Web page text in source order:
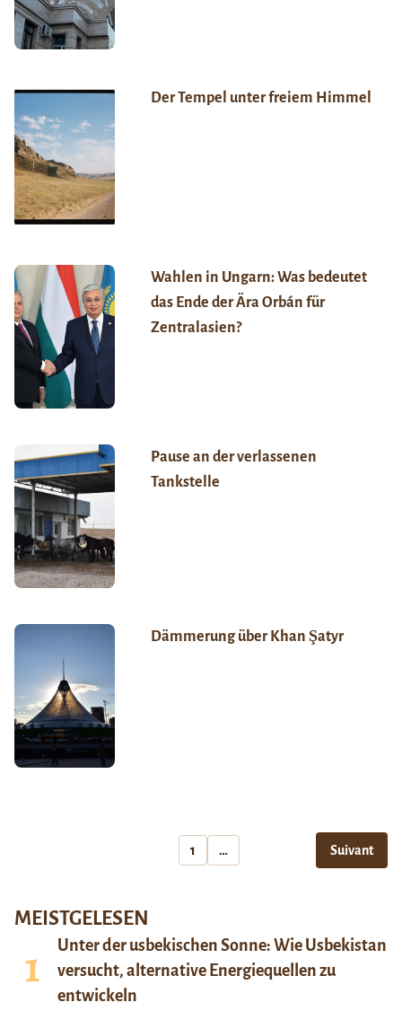
Der Tempel unter freiem Himmel
Wahlen in Ungarn: Was bedeutet
das Ende der Ära Orbán für
Zentralasien?
Pause an der verlassenen
Tankstelle
Dämmerung über Khan Şatyr
1 … Suivant
MEISTGELESEN
Unter der usbekischen Sonne: Wie Usbekistan
versucht, alternative Energiequellen zu
entwickeln